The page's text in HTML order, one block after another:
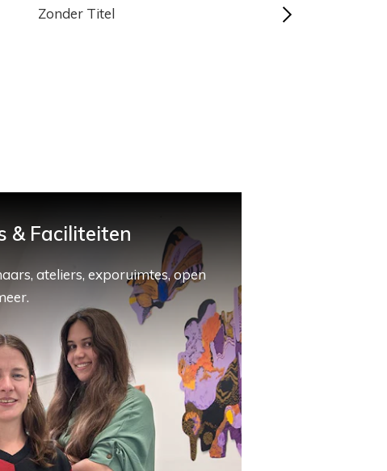
Zonder Titel
& Faciliteiten
ateliers, exporuimtes, open